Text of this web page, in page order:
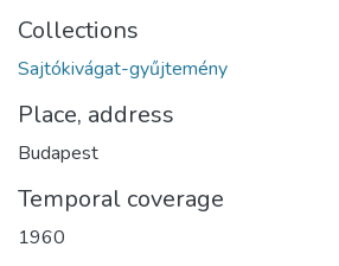
Collections
Sajtókivágat-gyűjtemény
Place, address
Budapest
Temporal coverage
1960